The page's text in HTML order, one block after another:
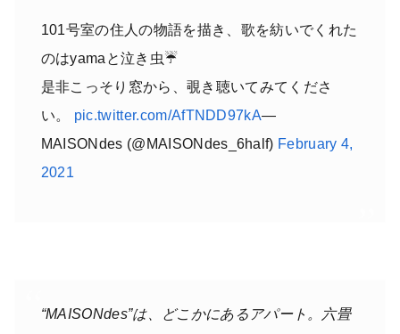
101号室の住人の物語を描き、歌を紡いでくれた
のはyamaと泣き虫☔
是非こっそり窓から、覗き聴いてみてくださ
い。 pic.twitter.com/AfTNDD97kA—
MAISONdes (@MAISONdes_6half) February 4,
2021
“MAISONdes”は、どこかにあるアパート。六畳